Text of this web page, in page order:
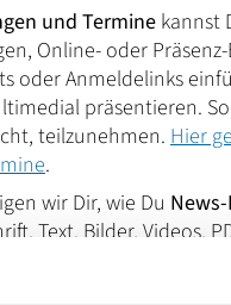
und Termine kannst
Online- oder
oder Anmeldelinks
präsentieren.
teilzunehmen. Hier
.
wir Dir, wie Du
Text, Bilder, Videos,
alles Schritt für Schritt
regelmäßig